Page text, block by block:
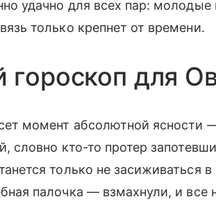
удачно для всех пар:
только крепнет от времени.
для
момент абсолютной ясности
словно кто-то протер
только не засиживаться
палочка — взмахнули, и все